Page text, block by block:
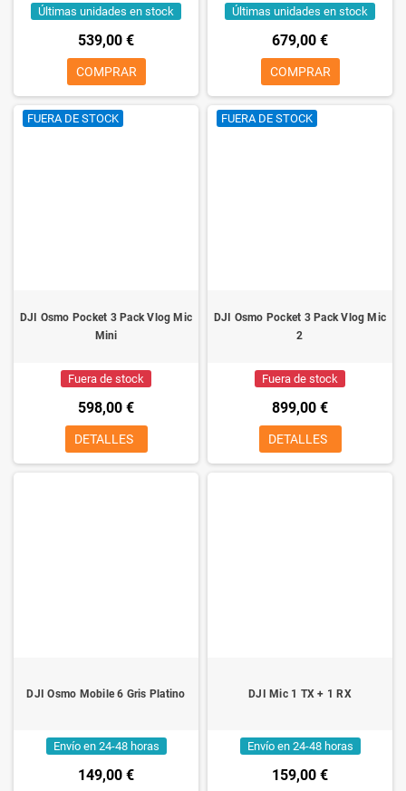
Últimas unidades en stock
539,00 €
COMPRAR
Últimas unidades en stock
679,00 €
COMPRAR
FUERA DE STOCK
DJI Osmo Pocket 3 Pack Vlog Mic
Mini
Fuera de stock
598,00 €
DETALLES
FUERA DE STOCK
DJI Osmo Pocket 3 Pack Vlog Mic
2
Fuera de stock
899,00 €
DETALLES
DJI Osmo Mobile 6 Gris Platino
Envío en 24-48 horas
149,00 €
DJI Mic 1 TX + 1 RX
Envío en 24-48 horas
159,00 €